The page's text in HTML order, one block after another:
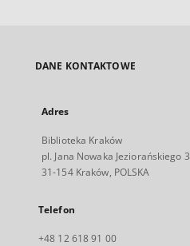
DANE KONTAKTOWE
Adres
Biblioteka Kraków
pl. Jana Nowaka Jeziorańskiego 3
31-154 Kraków, POLSKA
Telefon
+48 12 618 91 00